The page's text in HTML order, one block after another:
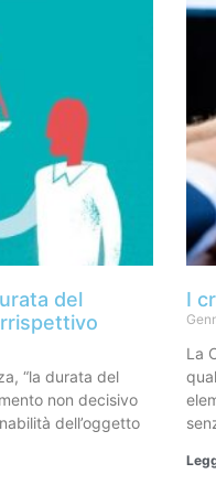
del
“la durata del
non decisivo
dell’oggetto
I
La